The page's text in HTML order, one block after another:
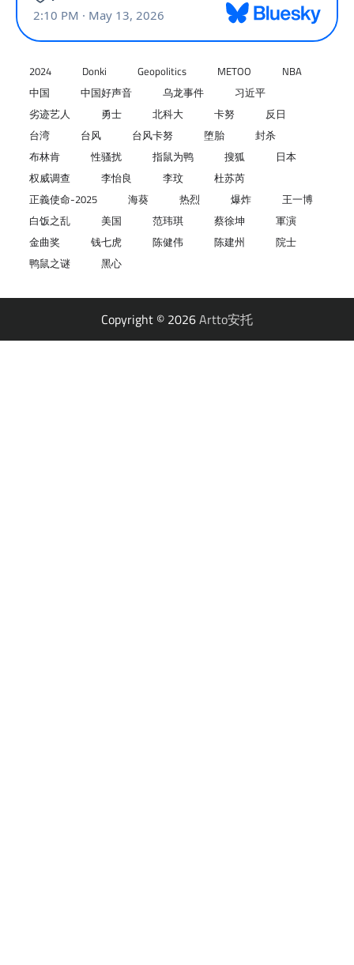
2024 Donki Geopolitics METOO
NBA
中国
中国好声音 乌龙事件
习近平
劣迹艺人
勇士 北科大 卡努
反日
台湾
台风 台风卡努 堕胎
封杀
布林肯
性骚扰 指鼠为鸭 搜狐
日本
权威调查
李怡良 李玟
杜苏芮
正義使命-2025
海葵 热烈 爆炸
王一博
白饭之乱
美国 范玮琪 蔡徐坤
軍演
金曲奖
钱七虎 陈健伟 陈建州
院士
鸭鼠之谜
黑心
Copyright © 2026Artto安托